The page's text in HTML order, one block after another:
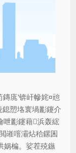
庣‘锛屽幓姹¤兘
愬垎寰堝彲鑳介
呭彲鑳藉浜轰綋
嶉噾灞炶秴鏍囷
娲楄。娑茬殑鏃